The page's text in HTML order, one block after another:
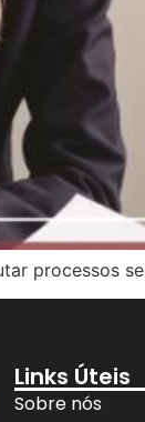
processos
Links Úteis
Sobre nós